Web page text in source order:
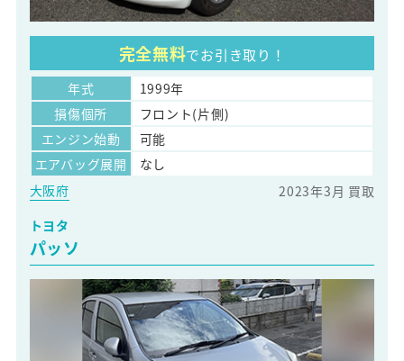
完全無料でお引き取り！
年式
1999年
損傷個所
フロント(片側)
エンジン始動
可能
エアバッグ展開
なし
大阪府
2023年3月 買取
トヨタ
パッソ